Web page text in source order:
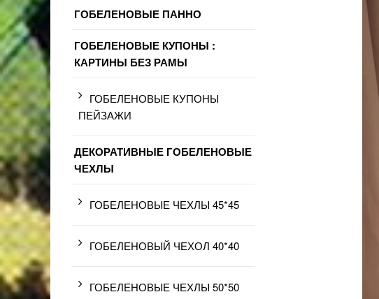
ГОБЕЛЕНОВЫЕ ПАННО
ГОБЕЛЕНОВЫЕ КУПОНЫ :
КАРТИНЫ БЕЗ РАМЫ
ГОБЕЛЕНОВЫЕ КУПОНЫ
ПЕЙЗАЖИ
ДЕКОРАТИВНЫЕ ГОБЕЛЕНОВЫЕ
ЧЕХЛЫ
ГОБЕЛЕНОВЫЕ ЧЕХЛЫ 45*45
ГОБЕЛЕНОВЫЙ ЧЕХОЛ 40*40
ГОБЕЛЕНОВЫЕ ЧЕХЛЫ 50*50